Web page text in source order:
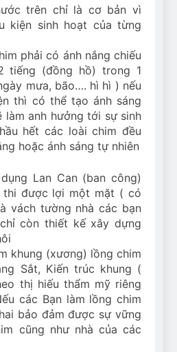
trên chỉ là cơ bản vì
kiện sinh hoạt của từng
phải có ánh nắng chiếu
tiếng (đồng hồ) trong 1
mưa, bão…. hì hì ) nếu
thì có thể tạo ánh sáng
làm anh hưởng tới sự sinh
hết các loài chim đều
hoặc ánh sáng tự nhiên
Lan Can (ban công)
thi được lợi một mặt ( có
vách tường nhà các bạn
còn thiết kế xây dựng
khung (xương) lồng chim
Sắt, Kiến trúc khung (
thị hiếu thẩm mỹ riêng
các Bạn làm lồng chim
bảo đảm được sự vững
cũng như nhà của các